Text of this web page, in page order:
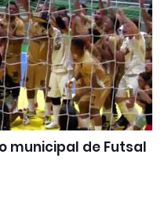
municipal de Futsal